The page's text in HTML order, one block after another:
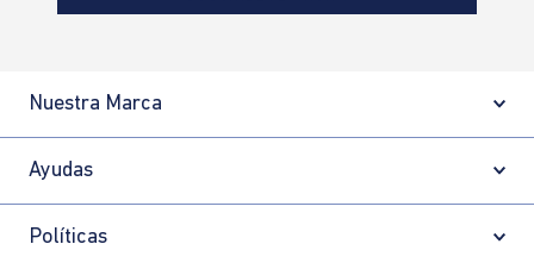
Nuestra Marca
Ayudas
Políticas